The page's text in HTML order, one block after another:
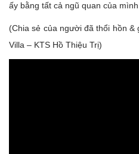
ấy bằng tất cả ngũ quan của
(Chia sẻ của người đã thổi hồn
Villa – KTS Hồ Thiệu Trị)